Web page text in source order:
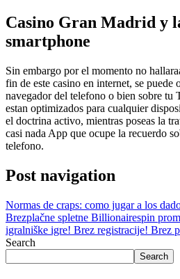
Casino Gran Madrid y
smartphone
Sin embargo por el momento no
fin de este casino en internet, se puede
navegador del telefono o bien sobre tu
estan optimizados para cualquier
el doctrina activo, mientras poseas la
casi nada App que ocupe la recuerdo
telefono.
Post navigation
Normas de craps: como jugar a los
Brezplačne spletne Billionairespin
igralniške igre! Brez registracije! Brez
Search
Search